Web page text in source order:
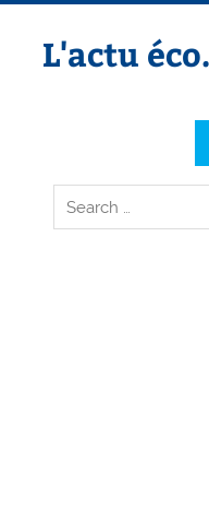
Skip
contentL'actu
L'actu éco… sans prise